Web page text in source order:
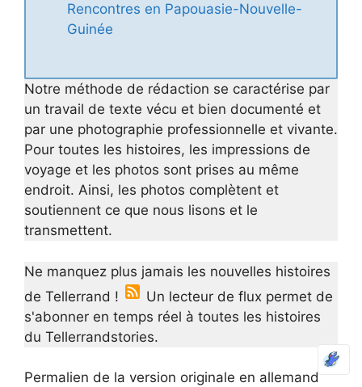
Rencontres en Papouasie-Nouvelle-
Guinée
Notre méthode de rédaction se caractérise par
un travail de texte vécu et bien documenté et
par une photographie professionnelle et vivante.
Pour toutes les histoires, les impressions de
voyage et les photos sont prises au même
endroit. Ainsi, les photos complètent et
soutiennent ce que nous lisons et le
transmettent.
Ne manquez plus jamais les nouvelles histoires
de Tellerrand !
Un lecteur de flux permet de
s'abonner en temps réel à toutes les histoires
du Tellerrandstories.
Permalien de la version originale en allemand